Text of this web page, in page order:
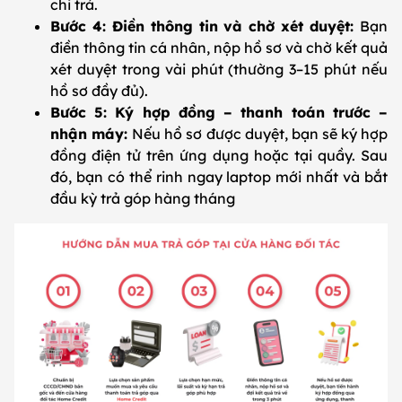
chi trả.
Bước 4: Điền thông tin và chờ xét duyệt: Bạn
điền thông tin cá nhân, nộp hồ sơ và chờ kết quả
xét duyệt trong vài phút (thường 3–15 phút nếu
hồ sơ đầy đủ).
Bước 5: Ký hợp đồng – thanh toán trước –
nhận máy: Nếu hồ sơ được duyệt, bạn sẽ ký hợp
đồng điện tử trên ứng dụng hoặc tại quầy. Sau
đó, bạn có thể rinh ngay laptop mới nhất và bắt
đầu kỳ trả góp hàng tháng